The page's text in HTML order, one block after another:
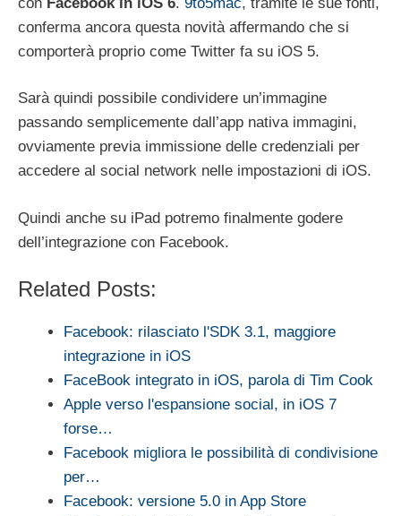
conferma ancora questa novità affermando che si
comporterà proprio come Twitter fa su iOS 5.
Sarà quindi possibile condividere un’immagine
passando semplicemente dall’app nativa immagini,
ovviamente previa immissione delle credenziali per
accedere al social network nelle impostazioni di iOS.
Quindi anche su iPad potremo finalmente godere
dell’integrazione con Facebook.
Related Posts:
Facebook: rilasciato l'SDK 3.1, maggiore
integrazione in iOS
FaceBook integrato in iOS, parola di Tim Cook
Apple verso l'espansione social, in iOS 7
forse…
Facebook migliora le possibilità di condivisione
per…
Facebook: versione 5.0 in App Store